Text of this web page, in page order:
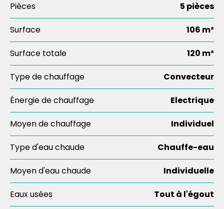
Pièces 5 pièces
Surface 106 m²
Surface totale 120 m²
Type de chauffage Convecteur
Énergie de chauffage Electrique
Moyen de chauffage Individuel
Type d'eau chaude Chauffe-eau
Moyen d'eau chaude Individuelle
Eaux usées Tout à l'égout